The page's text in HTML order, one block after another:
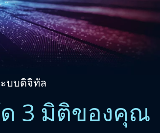
บบดิจิทัล
3 มิติของคุณ